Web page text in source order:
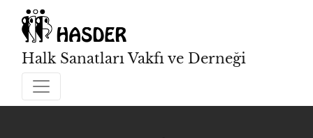
Halk Sanatları Vakfı ve Derneği